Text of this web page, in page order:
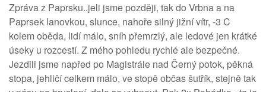
Zpráva z Paprsku..jeli jsme později, tak do Vrbna a na
Paprsek lanovkou, slunce, nahoře silný jižní vítr, -3 C
kolem oběda, lidí málo, sníh přemrzlý, ale ledové jen krátké
úseky u rozcestí. Z mého pohledu rychlé ale bezpečné.
Jezdili jsme napřed po Magistrále nad Černý potok, pěkná
stopa, jehličí celkem málo, ve stopě občas šutřík, stejně tak